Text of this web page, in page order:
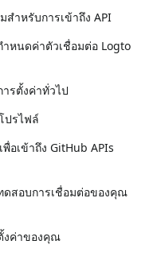
สำหรับการเข้าถึง API
หนดค่าตัวเชื่อมต่อ Logto
รตั้งค่าทั่วไป
ปรไฟล์
พื่อเข้าถึง GitHub APIs
สอบการเชื่อมต่อของคุณ
งค่าของคุณ